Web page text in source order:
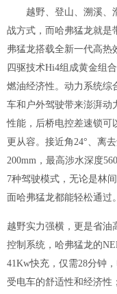
越野、登山、溯溪、
战方式，而哈弗猛龙就是
弗猛龙搭载全新一代高热
四驱技术Hi4组成黄金组
燃油经济性。动力系统综
车和户外驾驶带来澎湃动
性能，后桥电控差速锁可
更从容。接近角24°、离
200mm，最高涉水深度
7种驾驶模式，无论是林
面哈弗猛龙都能轻松通过。
越野实力强横，更是省油
控制系统，哈弗猛龙的
41Kw快充，仅需28分钟 ，
受电车的舒适性和经济性；